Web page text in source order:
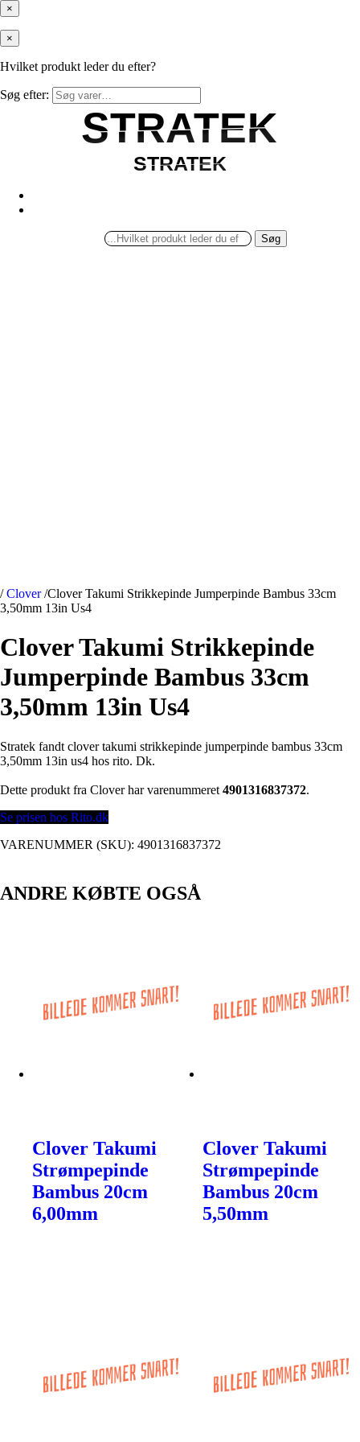
×
×
Hvilket produkt leder du efter?
Søg efter:
STRATEK
STRATEK
STRATEK
STRATEK
Søg
/ Clover /Clover Takumi Strikkepinde Jumperpinde Bambus 33cm
3,50mm 13in Us4
Clover Takumi Strikkepinde
Jumperpinde Bambus 33cm
3,50mm 13in Us4
Stratek fandt clover takumi strikkepinde jumperpinde bambus 33cm
3,50mm 13in us4 hos rito. Dk.
Dette produkt fra Clover har varenummeret 4901316837372.
Se prisen hos Rito.dk
VARENUMMER (SKU): 4901316837372
ANDRE KØBTE OGSÅ
Clover Takumi
Strømpepinde
Bambus 20cm
6,00mm
Clover Takumi
Strømpepinde
Bambus 20cm
5,50mm